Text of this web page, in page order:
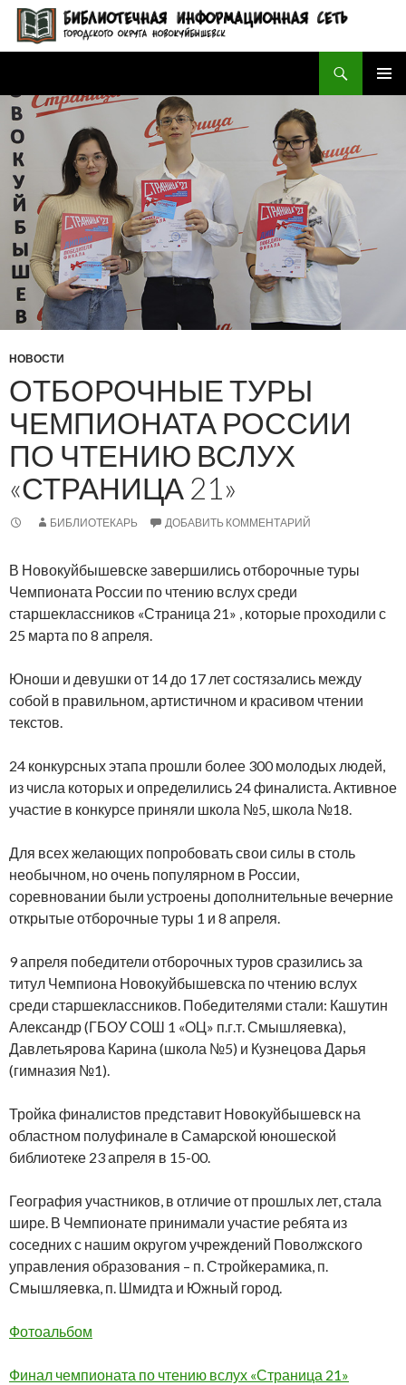
БИБЛИОТЕЧНАЯ ИНФОРМАЦИОННАЯ СЕТЬ городского округа Новокуйбышевск
К
СОДЕРЖИМОМУ
НОВОСТИ
ОТБОРОЧНЫЕ ТУРЫ
ЧЕМПИОНАТА РОССИИ
ПО ЧТЕНИЮ ВСЛУХ
«СТРАНИЦА 21»
БИБЛИОТЕКАРЬ ДОБАВИТЬ КОММЕНТАРИЙ
В Новокуйбышевске завершились отборочные туры
Чемпионата России по чтению вслух среди
старшеклассников «Страница 21» , которые проходили с
25 марта по 8 апреля.
Юноши и девушки от 14 до 17 лет состязались между
собой в правильном, артистичном и красивом чтении
текстов.
24 конкурсных этапа прошли более 300 молодых людей,
из числа которых и определились 24 финалиста. Активное
участие в конкурсе приняли школа №5, школа №18.
Для всех желающих попробовать свои силы в столь
необычном, но очень популярном в России,
соревновании были устроены дополнительные вечерние
открытые отборочные туры 1 и 8 апреля.
9 апреля победители отборочных туров сразились за
титул Чемпиона Новокуйбышевска по чтению вслух
среди старшеклассников. Победителями стали: Кашутин
Александр (ГБОУ СОШ 1 «ОЦ» п.г.т. Смышляевка),
Давлетьярова Карина (школа №5) и Кузнецова Дарья
(гимназия №1).
Тройка финалистов представит Новокуйбышевск на
областном полуфинале в Самарской юношеской
библиотеке 23 апреля в 15-00.
География участников, в отличие от прошлых лет, стала
шире. В Чемпионате принимали участие ребята из
соседних с нашим округом учреждений Поволжского
управления образования – п. Стройкерамика, п.
Смышляевка, п. Шмидта и Южный город.
Фотоальбом
Финал чемпионата по чтению вслух «Страница 21»